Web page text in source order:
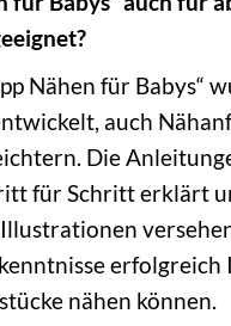
Nähen für Babys“
auch
Die
für Schritt erklärt
erfolgreich
nähen können.